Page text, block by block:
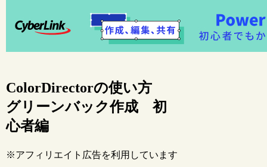
ColorDirectorの使い方
グリーンバック作成 初
心者編
※アフィリエイト広告を利用しています